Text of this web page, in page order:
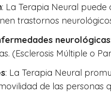
: La Terapia Neural
trastornos
(Esclerosis Múltiple o
: La Terapia Neural
de las personas